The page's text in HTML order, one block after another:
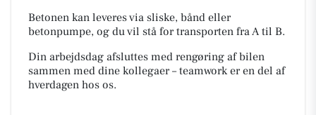
Betonen kan leveres via sliske, bånd eller
betonpumpe, og du vil stå for transporten fra A til B.
Din arbejdsdag afsluttes med rengøring af bilen
sammen med dine kollegaer – teamwork er en del af
hverdagen hos os.